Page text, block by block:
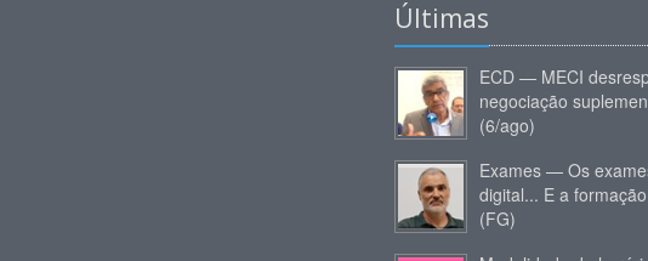
Últimas
ECD — MECI
negociação
(6/ago)
Exames — Os
digital... E a
(FG)